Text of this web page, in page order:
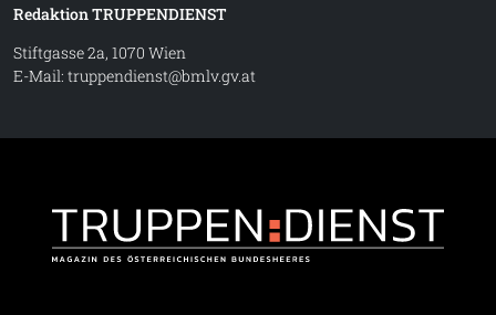
Redaktion TRUPPENDIENST
Stiftgasse 2a, 1070 Wien
E-Mail: truppendienst@bmlv.gv.at